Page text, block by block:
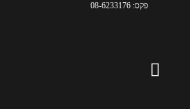
פקס: 08-6233176